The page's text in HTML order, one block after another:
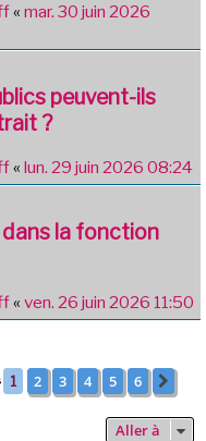
« mar. 30 juin 2026
peuvent-ils
?
« lun. 29 juin 2026 08:24
la fonction
« ven. 26 juin 2026 11:50
1 2 3 4 5 6
Aller à